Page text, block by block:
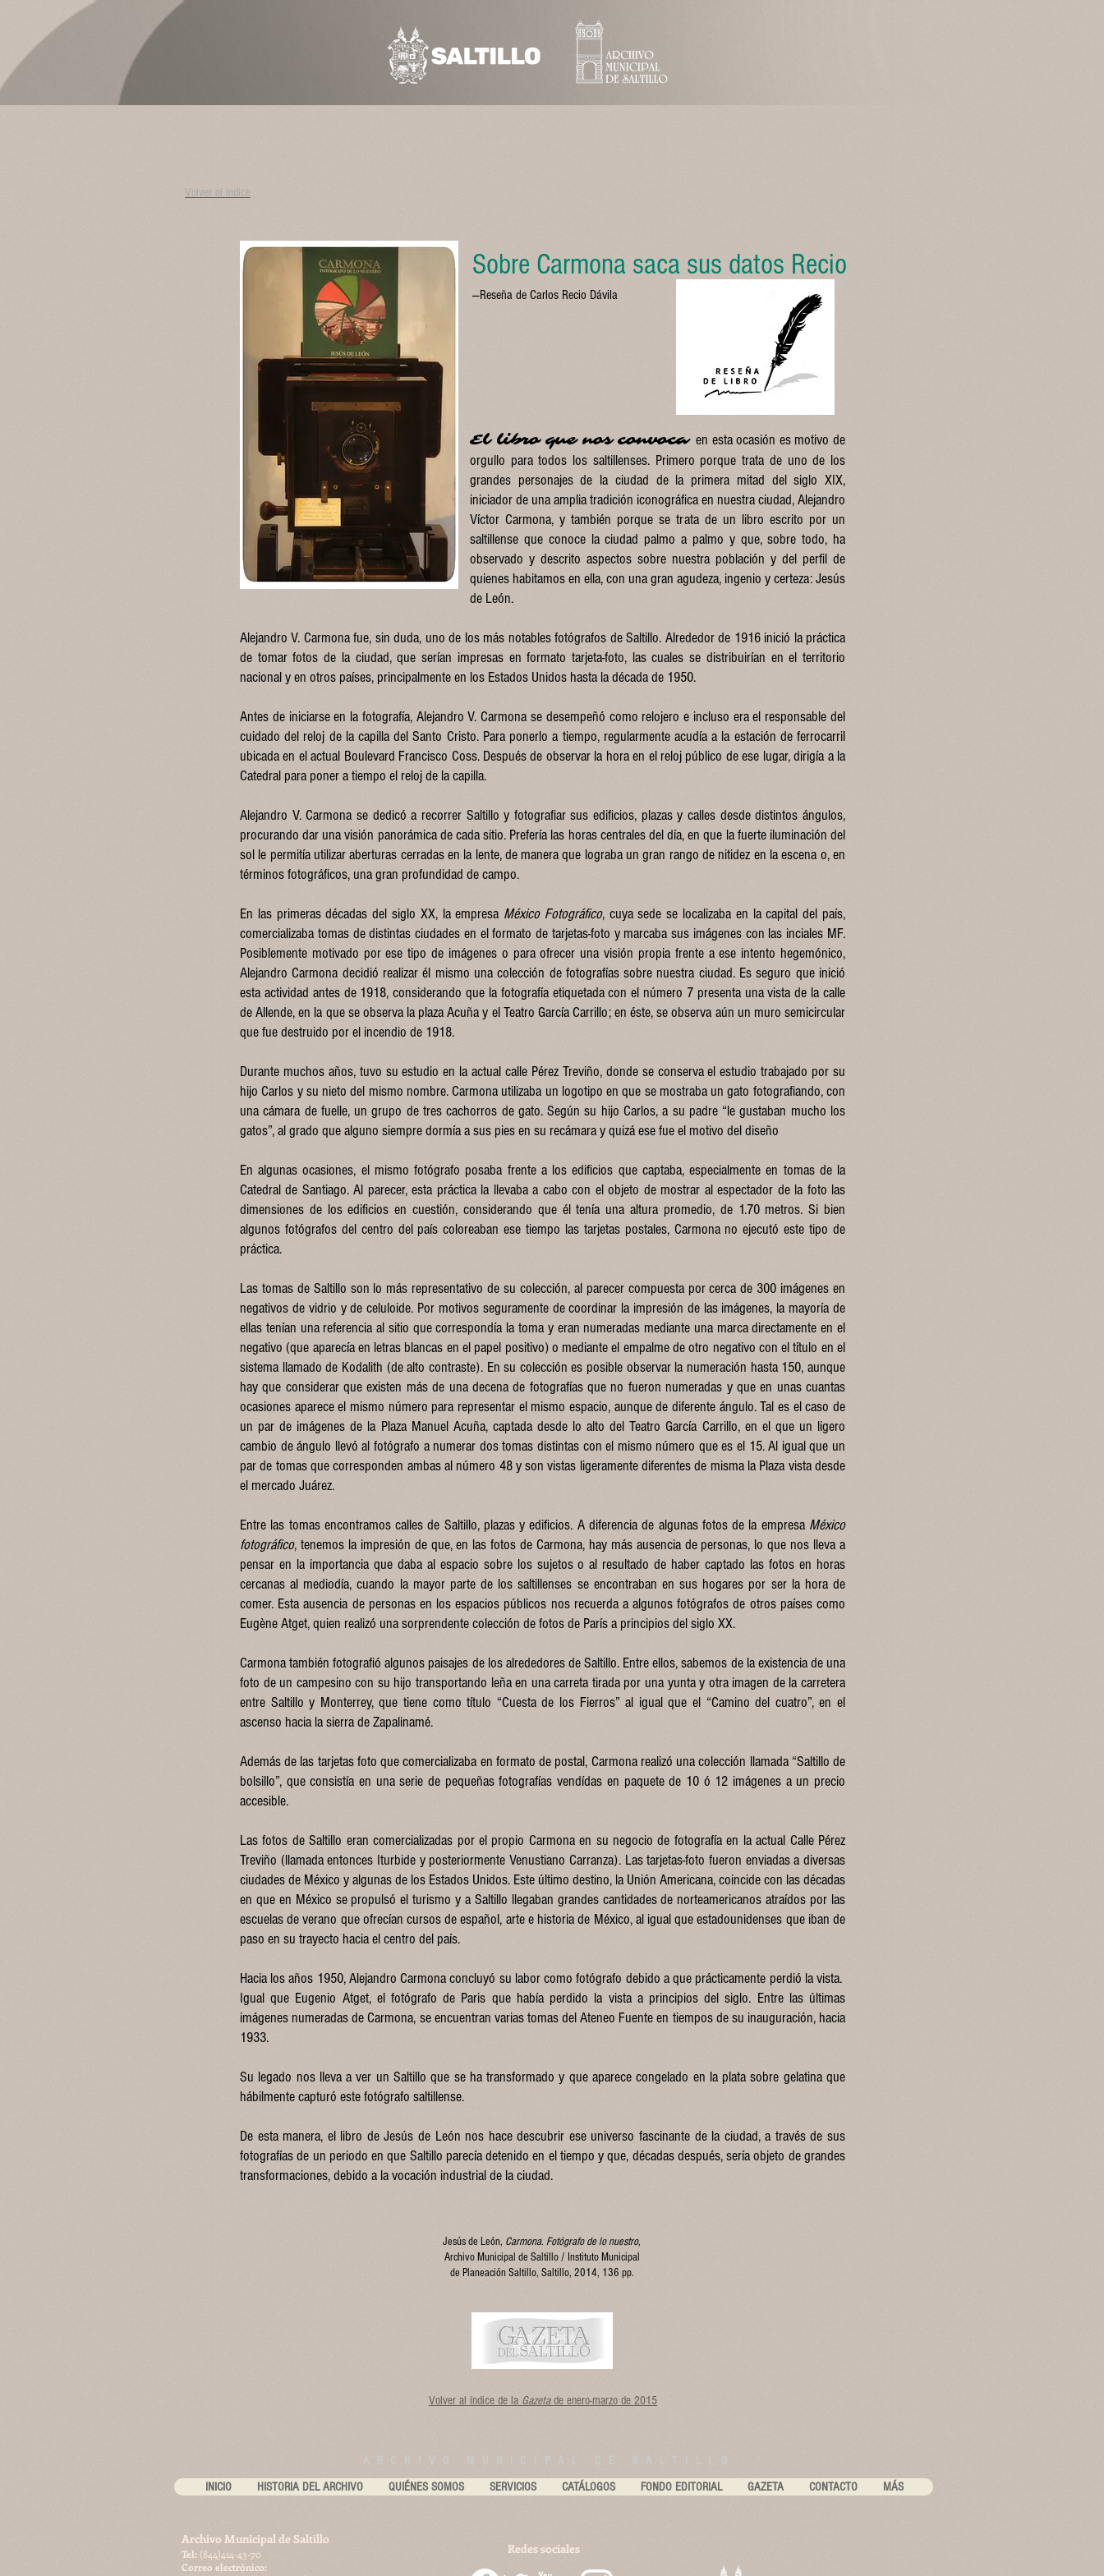
Volver al índice
El libro que nos convoca en esta ocasión es motivo de
orgullo para todos los saltillenses. Primero porque trata de uno de los
grandes personajes de la ciudad de la primera mitad del siglo XIX,
iniciador de una amplia tradición iconográfica en nuestra ciudad, Alejandro
Víctor Carmona, y también porque se trata de un libro escrito por un
saltillense que conoce la ciudad palmo a palmo y que, sobre todo, ha
observado y descrito aspectos sobre nuestra población y del perfil de
quienes habitamos en ella, con una gran agudeza, ingenio y certeza: Jesús
de León.
Alejandro V. Carmona fue, sin duda, uno de los más notables fotógrafos de Saltillo. Alrededor de 1916 inició la práctica
de tomar fotos de la ciudad, que serían impresas en formato tarjeta-foto, las cuales se distribuirían en el territorio
nacional y en otros países, principalmente en los Estados Unidos hasta la década de 1950.
Antes de iniciarse en la fotografía, Alejandro V. Carmona se desempeñó como relojero e incluso era el responsable del
cuidado del reloj de la capilla del Santo Cristo. Para ponerlo a tiempo, regularmente acudía a la estación de ferrocarril
ubicada en el actual Boulevard Francisco Coss. Después de observar la hora en el reloj público de ese lugar, dirigía a la
Catedral para poner a tiempo el reloj de la capilla.
Alejandro V. Carmona se dedicó a recorrer Saltillo y fotografiar sus edificios, plazas y calles desde distintos ángulos,
procurando dar una visión panorámica de cada sitio. Prefería las horas centrales del día, en que la fuerte iluminación del
sol le permitía utilizar aberturas cerradas en la lente, de manera que lograba un gran rango de nitidez en la escena o, en
términos fotográficos, una gran profundidad de campo.
En las primeras décadas del siglo XX, la empresa México Fotográfico, cuya sede se localizaba en la capital del país,
comercializaba tomas de distintas ciudades en el formato de tarjetas-foto y marcaba sus imágenes con las inciales MF.
Posiblemente motivado por ese tipo de imágenes o para ofrecer una visión propia frente a ese intento hegemónico,
Alejandro Carmona decidió realizar él mismo una colección de fotografías sobre nuestra ciudad. Es seguro que inició
esta actividad antes de 1918, considerando que la fotografía etiquetada con el número 7 presenta una vista de la calle
de Allende, en la que se observa la plaza Acuña y el Teatro García Carrillo; en éste, se observa aún un muro semicircular
que fue destruido por el incendio de 1918.
Durante muchos años, tuvo su estudio en la actual calle Pérez Treviño, donde se conserva el estudio trabajado por su
hijo Carlos y su nieto del mismo nombre. Carmona utilizaba un logotipo en que se mostraba un gato fotografiando, con
una cámara de fuelle, un grupo de tres cachorros de gato. Según su hijo Carlos, a su padre “le gustaban mucho los
gatos”, al grado que alguno siempre dormía a sus pies en su recámara y quizá ese fue el motivo del diseño
En algunas ocasiones, el mismo fotógrafo posaba frente a los edificios que captaba, especialmente en tomas de la
Catedral de Santiago. Al parecer, esta práctica la llevaba a cabo con el objeto de mostrar al espectador de la foto las
dimensiones de los edificios en cuestión, considerando que él tenía una altura promedio, de 1.70 metros. Si bien
algunos fotógrafos del centro del país coloreaban ese tiempo las tarjetas postales, Carmona no ejecutó este tipo de
práctica.
Las tomas de Saltillo son lo más representativo de su colección, al parecer compuesta por cerca de 300 imágenes en
negativos de vidrio y de celuloide. Por motivos seguramente de coordinar la impresión de las imágenes, la mayoría de
ellas tenían una referencia al sitio que correspondía la toma y eran numeradas mediante una marca directamente en el
negativo (que aparecía en letras blancas en el papel positivo) o mediante el empalme de otro negativo con el título en el
sistema llamado de Kodalith (de alto contraste). En su colección es posible observar la numeración hasta 150, aunque
hay que considerar que existen más de una decena de fotografías que no fueron numeradas y que en unas cuantas
ocasiones aparece el mismo número para representar el mismo espacio, aunque de diferente ángulo. Tal es el caso de
un par de imágenes de la Plaza Manuel Acuña, captada desde lo alto del Teatro García Carrillo, en el que un ligero
cambio de ángulo llevó al fotógrafo a numerar dos tomas distintas con el mismo número que es el 15. Al igual que un
par de tomas que corresponden ambas al número 48 y son vistas ligeramente diferentes de misma la Plaza vista desde
el mercado Juárez.
Entre las tomas encontramos calles de Saltillo, plazas y edificios. A diferencia de algunas fotos de la empresa México
fotográfico, tenemos la impresión de que, en las fotos de Carmona, hay más ausencia de personas, lo que nos lleva a
pensar en la importancia que daba al espacio sobre los sujetos o al resultado de haber captado las fotos en horas
cercanas al mediodía, cuando la mayor parte de los saltillenses se encontraban en sus hogares por ser la hora de
comer. Esta ausencia de personas en los espacios públicos nos recuerda a algunos fotógrafos de otros países como
Eugène Atget, quien realizó una sorprendente colección de fotos de París a principios del siglo XX.
Carmona también fotografió algunos paisajes de los alrededores de Saltillo. Entre ellos, sabemos de la existencia de una
foto de un campesino con su hijo transportando leña en una carreta tirada por una yunta y otra imagen de la carretera
entre Saltillo y Monterrey, que tiene como título “Cuesta de los Fierros” al igual que el “Camino del cuatro”, en el
ascenso hacia la sierra de Zapalinamé.
Además de las tarjetas foto que comercializaba en formato de postal, Carmona realizó una colección llamada “Saltillo de
bolsillo”, que consistía en una serie de pequeñas fotografías vendídas en paquete de 10 ó 12 imágenes a un precio
accesible.
Las fotos de Saltillo eran comercializadas por el propio Carmona en su negocio de fotografía en la actual Calle Pérez
Treviño (llamada entonces Iturbide y posteriormente Venustiano Carranza). Las tarjetas-foto fueron enviadas a diversas
ciudades de México y algunas de los Estados Unidos. Este último destino, la Unión Americana, coincide con las décadas
en que en México se propulsó el turismo y a Saltillo llegaban grandes cantidades de norteamericanos atraídos por las
escuelas de verano que ofrecían cursos de español, arte e historia de México, al igual que estadounidenses que iban de
paso en su trayecto hacia el centro del país.
Hacia los años 1950, Alejandro Carmona concluyó su labor como fotógrafo debido a que prácticamente perdió la vista.
Igual que Eugenio Atget, el fotógrafo de Paris que había perdido la vista a principios del siglo. Entre las últimas
imágenes numeradas de Carmona, se encuentran varias tomas del Ateneo Fuente en tiempos de su inauguración, hacia
1933.
Su legado nos lleva a ver un Saltillo que se ha transformado y que aparece congelado en la plata sobre gelatina que
hábilmente capturó este fotógrafo saltillense.
De esta manera, el libro de Jesús de León nos hace descubrir ese universo fascinante de la ciudad, a través de sus
fotografías de un periodo en que Saltillo parecía detenido en el tiempo y que, décadas después, sería objeto de grandes
transformaciones, debido a la vocación industrial de la ciudad.
Sobre Carmona saca sus datos Recio
—Reseña de Carlos Recio Dávila
Jesús de León, Carmona.Fotógrafo de lo nuestro,
Archivo Municipal de Saltillo / Instituto Municipal
de Planeación Saltillo, Saltillo, 2014, 136 pp.
Volver al índice de la Gazetade enero-marzo de 2015
ARCHIVO MUNICIPAL DE SALTILLO
INICIO HISTORIA DEL ARCHIVO QUIÉNES SOMOS SERVICIOS CATÁLOGOS FONDO EDITORIAL GAZETA CONTACTO MÁS
Archivo Municipal de Saltillo
​Tel: (844)414-43-70
Correo electrónico:
Redes sociales